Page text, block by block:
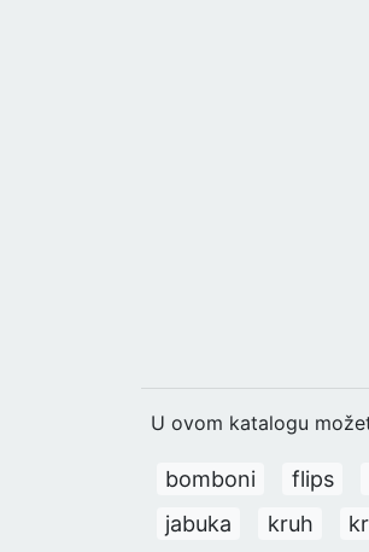
U ovom katalogu
bomboni flips
jabuka
kruh